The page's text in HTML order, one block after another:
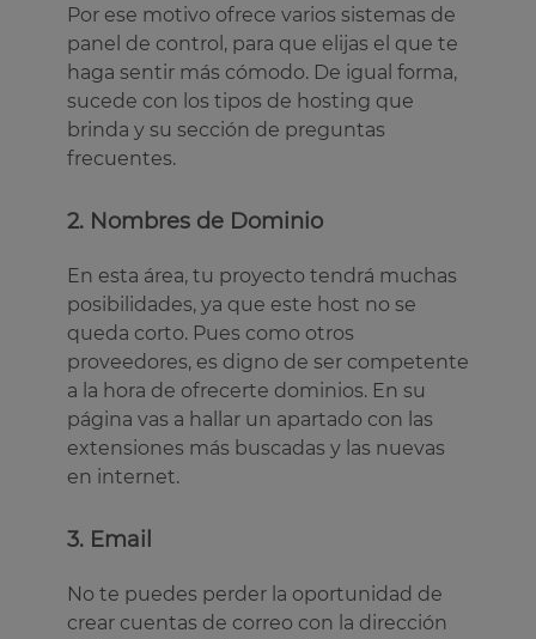
Por ese motivo ofrece varios sistemas de
panel de control, para que elijas el que te
haga sentir más cómodo. De igual forma,
sucede con los tipos de hosting que
brinda y su sección de preguntas
frecuentes.
2. Nombres de Dominio
En esta área, tu proyecto tendrá muchas
posibilidades, ya que este host no se
queda corto. Pues como otros
proveedores, es digno de ser competente
a la hora de ofrecerte dominios. En su
página vas a hallar un apartado con las
extensiones más buscadas y las nuevas
en internet.
3. Email
No te puedes perder la oportunidad de
crear cuentas de correo con la dirección